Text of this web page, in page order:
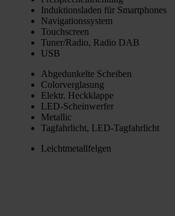
Induk­ti­ons­la­den für Smart­phones
Navi­ga­ti­ons­sys­tem
Touch­screen
Tuner/Radio, Radio DAB
USB
Abge­dun­kel­te Schei­ben
Color­ver­gla­sung
Elektr. Heck­klap­pe
LED-Schein­wer­fer
Metal­lic
Tag­fahr­licht, LED-Tag­fahr­licht
Leicht­me­tall­fel­gen